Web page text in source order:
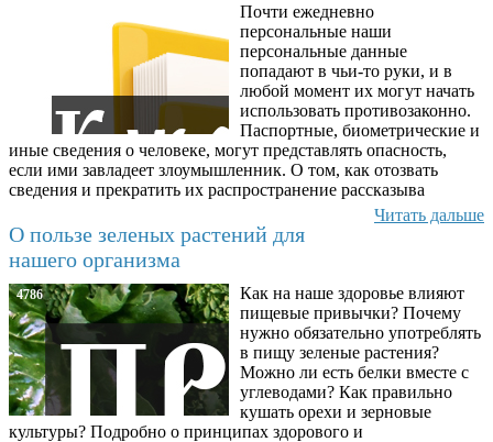
Почти ежедневно
персональные наши
персональные данные
попадают в чьи-то руки, и в
любой момент их могут начать
использовать противозаконно.
Паспортные, биометрические и
иные сведения о человеке, могут представлять опасность,
если ими завладеет злоумышленник. О том, как отозвать
сведения и прекратить их распространение рассказыва
Читать дальше
О пользе зеленых растений для
нашего организма
4786
Как на наше здоровье влияют
пищевые привычки? Почему
нужно обязательно употреблять
в пищу зеленые растения?
Можно ли есть белки вместе с
углеводами? Как правильно
кушать орехи и зерновые
культуры? Подробно о принципах здорового и